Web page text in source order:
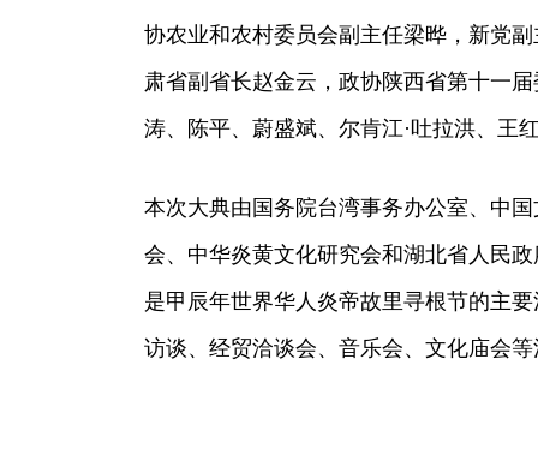
协农业和农村委员会副主任梁晔，新党
肃省副省长赵金云，政协陕西省第十一
涛、陈平、蔚盛斌、尔肯江·吐拉洪、王
本次大典由国务院台湾事务办公室、中
会、中华炎黄文化研究会和湖北省人民
是甲辰年世界华人炎帝故里寻根节的主
访谈、经贸洽谈会、音乐会、文化庙会